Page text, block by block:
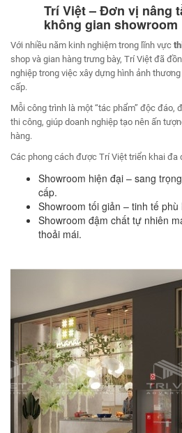
Trí Việt – Đơn vị nâng
không gian showroom
Với nhiều năm kinh nghiệm trong lĩnh vực
shop và gian hàng trưng bày, Trí Việt đã
nghiệp trong việc xây dựng hình ảnh
cấp.
Mỗi công trình là một “tác phẩm” độc
thi công, giúp doanh nghiệp tạo nên ấn
hàng.
Các phong cách được Trí Việt triển khai đa
Showroom hiện đại – sang
cấp.
Showroom tối giản – tinh tế
Showroom đậm chất tự nhiên
thoải mái.